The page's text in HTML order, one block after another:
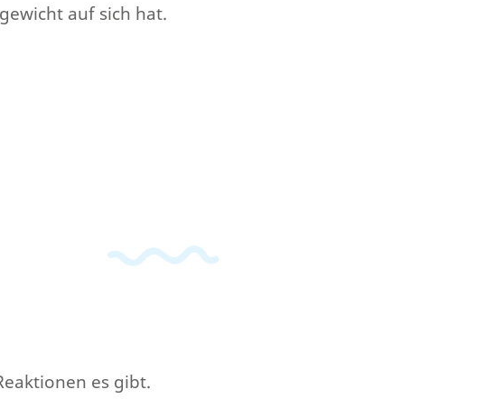
auf sich hat.
es gibt.